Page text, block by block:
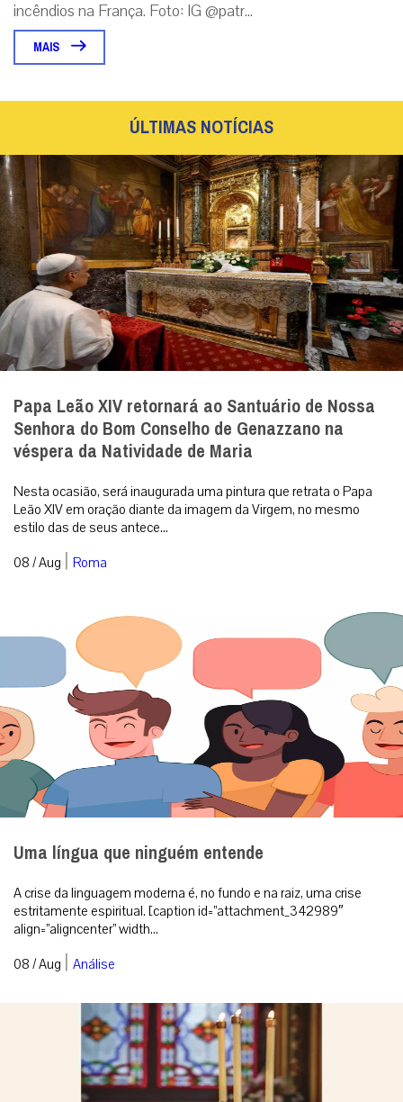
incêndios na França. Foto: IG @patr...
MAIS
ÚLTIMAS NOTÍCIAS
Papa Leão XIV retornará ao Santuário de Nossa
Senhora do Bom Conselho de Genazzano na
véspera da Natividade de Maria
Nesta ocasião, será inaugurada uma pintura que retrata o Papa
Leão XIV em oração diante da imagem da Virgem, no mesmo
estilo das de seus antece...
08 / Aug | Roma
Uma língua que ninguém entende
A crise da linguagem moderna é, no fundo e na raiz, uma crise
estritamente espiritual. [caption id=”attachment_342989″
align=”aligncenter” width...
08 / Aug | Análise